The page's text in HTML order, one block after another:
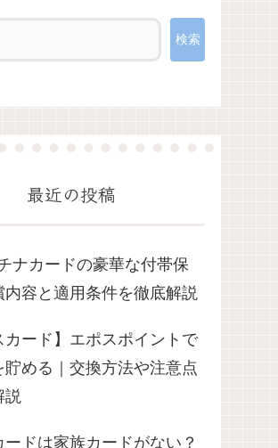
検索
最近の投稿
ナカードの豪華な付帯保
内容と適用条件を徹底解説
カード】エポスポイントで
貯める｜交換方法や注意点
説
ードは家族カードがない？